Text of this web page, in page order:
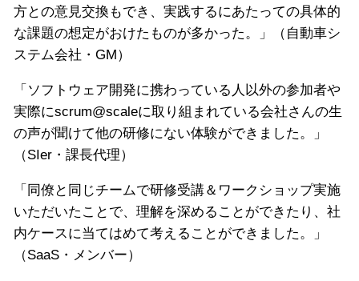
方との意見交換もでき、実践するにあたっての具体的
な課題の想定がおけたものが多かった。」（自動車シ
ステム会社・GM）
「ソフトウェア開発に携わっている人以外の参加者や
実際にscrum@scaleに取り組まれている会社さんの生
の声が聞けて他の研修にない体験ができました。」
（SIer・課長代理）
「同僚と同じチームで研修受講＆ワークショップ実施
いただいたことで、理解を深めることができたり、社
内ケースに当てはめて考えることができました。」
（SaaS・メンバー）